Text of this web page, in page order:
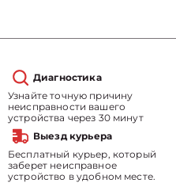
Диагностика
Узнайте точную причину
неисправности вашего
устройства через 30 минут
Выезд курьера
Бесплатный курьер, который
заберет неисправное
устройство в удобном месте.